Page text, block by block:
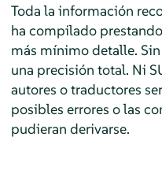
Toda la información
ha compilado
más mínimo detalle.
una precisión total. Ni
autores o traductores
posibles errores o las
pudieran derivarse.